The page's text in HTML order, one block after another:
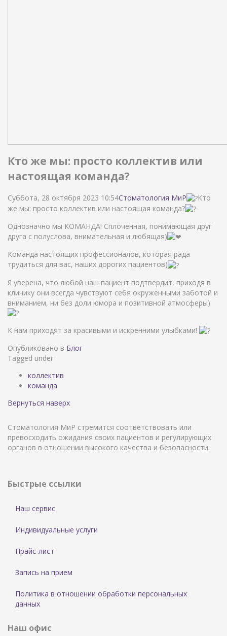
Кто же мы: просто коллектив или
настоящая команда?
Суббота, 28 октября 2023 10:54Стоматология МиР
Кто
же мы: просто коллектив или настоящая команда?
Однозначно мы КОМАНДА! Сплоченная, понимающая друг
друга с полуслова, внимательная и любящая)
Команда настоящих профессионалов, которая рада
трудиться для вас, наших дорогих пациентов)
Я уверена, что любой наш пациент подтвердит, приходя в
клинику они всегда чувствуют себя окруженными заботой и
вниманием, ни без доли юмора и позитивной атмосферы)
К нам приходят за красивыми и искренними улыбками!
Опубликовано в Блог
Tagged under
коллектив
команда
Вернуться наверх
Стоматология МиР стремится соответствовать или
превосходить ожидания своих пациентов и регулирующих
органов в отношении высокого качества и безопасности.
Быстрые ссылки
Наш сервис
Индивидуальные услуги
Прайс-лист
Запись на прием
Политика в отношении обработки персональных
данных
Наш офис